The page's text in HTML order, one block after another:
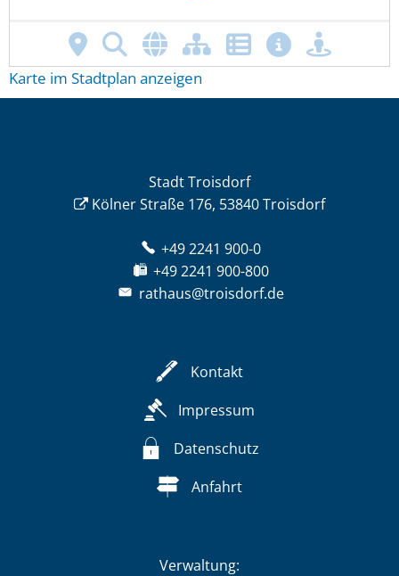
Karte im Stadtplan anzeigen
Stadt Troisdorf
Kölner Straße 176, 53840 Troisdorf
+49 2241 900-0
+49 2241 900-800
rathaus@troisdorf.de
Kontakt
Impressum
Datenschutz
Anfahrt
Verwaltung: